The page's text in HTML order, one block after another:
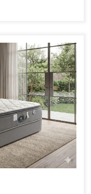
常陷入「貴就是
講究「適合」，而